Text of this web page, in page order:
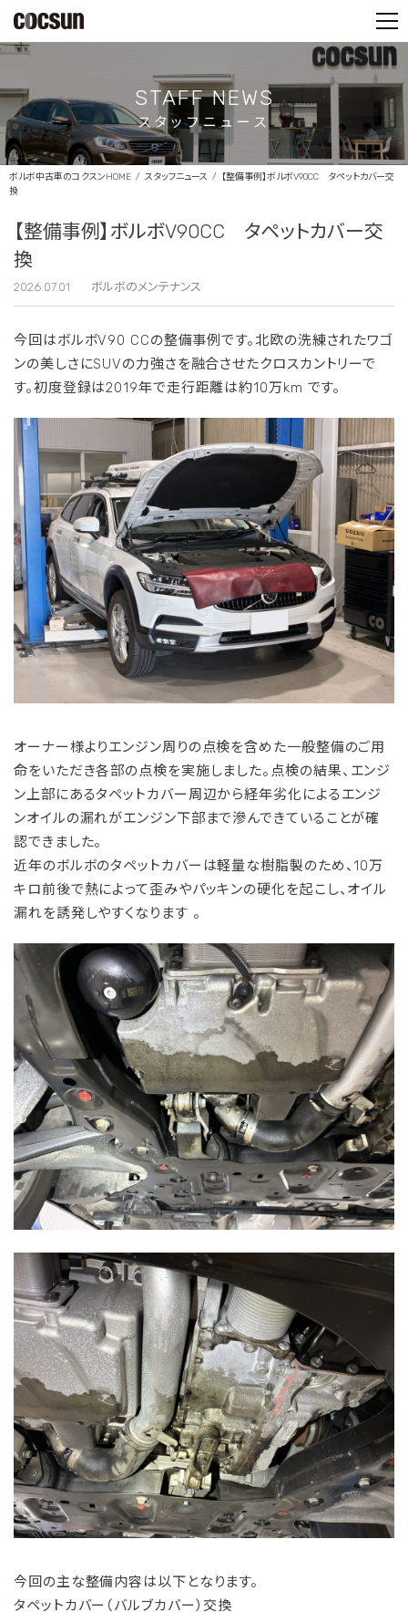
STAFF NEWS
スタッフニュース
ボルボ中古車のコクスンHOME スタッフニュース
【整備事例】ボルボV90CC タペットカバー交
換
【整備事例】ボルボV90CC タペットカバー交
換
2026.07.01 ボルボのメンテナンス
今回はボルボV90 CCの整備事例です。北欧の洗練されたワゴ
ンの美しさにSUVの力強さを融合させたクロスカントリーで
す。初度登録は2019年で走行距離は約10万km です。
オーナー様よりエンジン周りの点検を含めた一般整備のご用
命をいただき各部の点検を実施しました。 点検の結果、エンジ
ン上部にあるタペットカバー周辺から経年劣化によるエンジ
ンオイルの漏れがエンジン下部まで滲んできていることが確
認できました。
近年のボルボのタペットカバーは軽量な樹脂製のため、10万
キロ前後で熱によって歪みやパッキンの硬化を起こし、オイル
漏れを誘発しやすくなります 。
今回の主な整備内容は以下となります。
タペットカバー（バルブカバー）交換